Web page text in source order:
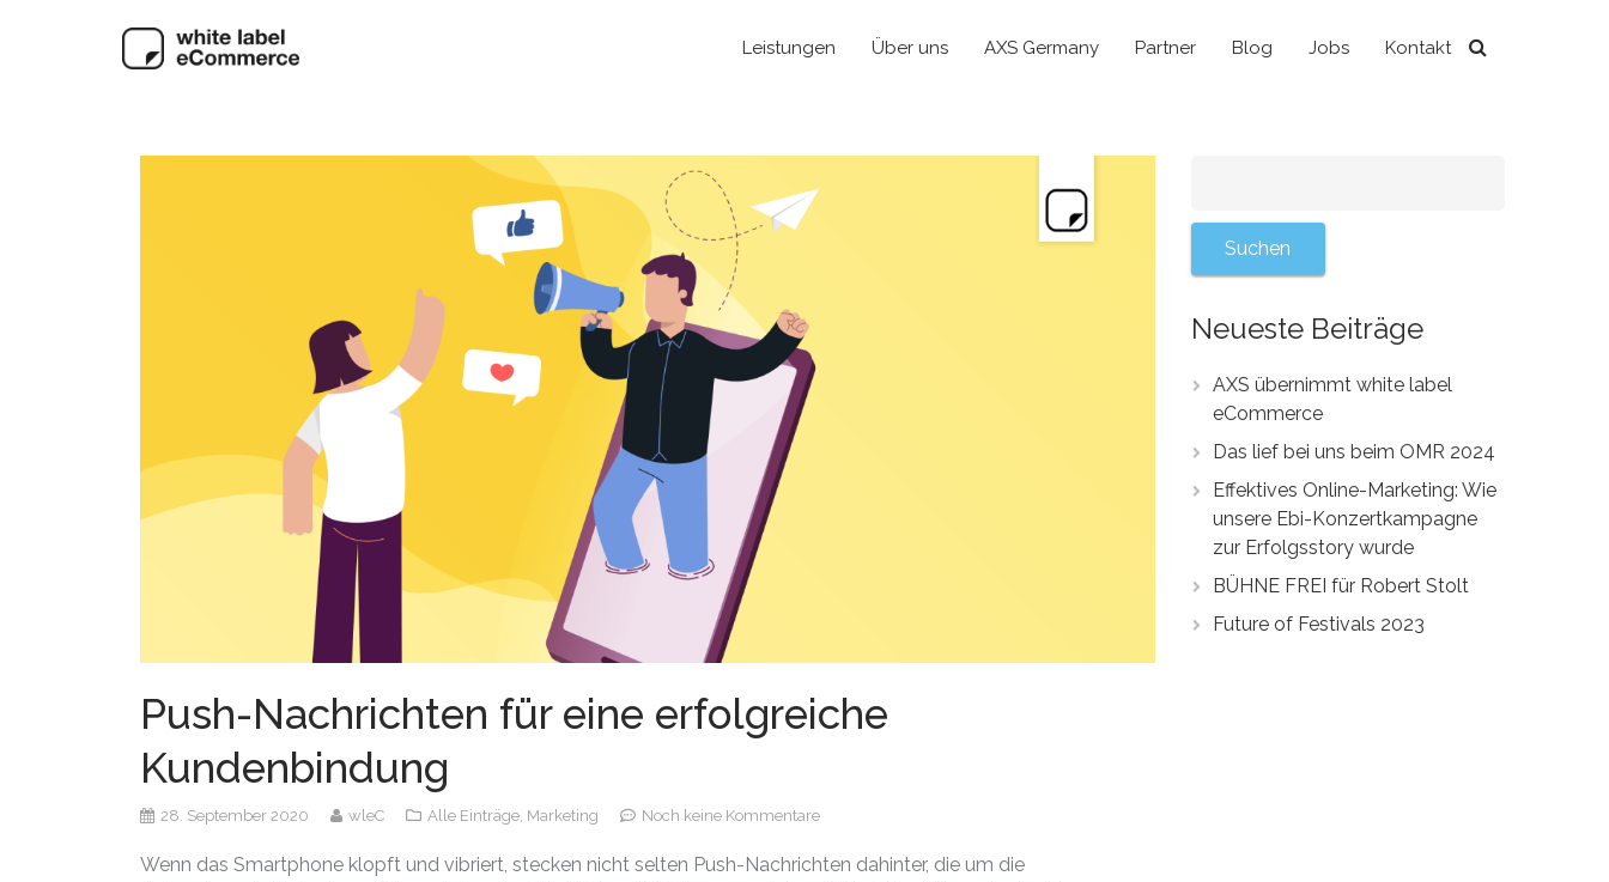
Leistungen Über uns AXS Germany Partner Blog Jobs Kontakt
Push-Nachrichten für eine erfolgreiche
Kundenbindung
28. September 2020 wleC Alle Einträge, Marketing Noch keine Kommentare
Wenn das Smartphone klopft und vibriert, stecken nicht selten Push-Nachrichten dahinter, die um die
Neueste Beiträge
AXS übernimmt white label
eCommerce
Das lief bei uns beim OMR 2024
Effektives Online-Marketing: Wie
unsere Ebi-Konzertkampagne
zur Erfolgsstory wurde
BÜHNE FREI für Robert Stolt
Future of Festivals 2023